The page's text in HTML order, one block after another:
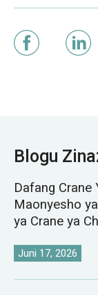
Blogu
Dafang Crane
Maonyesho
ya Crane ya
Juni 17, 2026